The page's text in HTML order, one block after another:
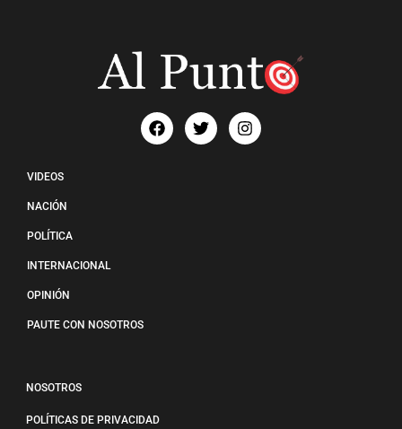
VIDEOS
NACIÓN
POLÍTICA
INTERNACIONAL
OPINIÓN
PAUTE CON NOSOTROS
NOSOTROS
POLÍTICAS DE PRIVACIDAD